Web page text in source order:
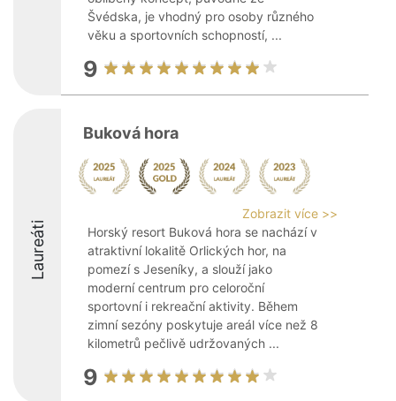
Švédska, je vhodný pro osoby různého
věku a sportovních schopností, ...
9
Laureáti
Buková hora
Zobrazit více >>
Horský resort Buková hora se nachází v
atraktivní lokalitě Orlických hor, na
pomezí s Jeseníky, a slouží jako
moderní centrum pro celoroční
sportovní i rekreační aktivity. Během
zimní sezóny poskytuje areál více než 8
kilometrů pečlivě udržovaných ...
9